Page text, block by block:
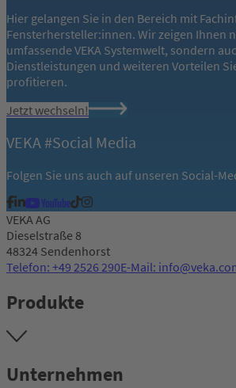
Hier gelangen Sie in den Bereich mit
Fensterhersteller:innen. Wir zeigen Ihnen
umfassende VEKA Systemwelt, sondern
Dienstleistungen und weiteren Vorteilen
profitieren.
Jetzt wechseln!
VEKA #Social Media
Folgen Sie uns auch auf unseren Social-
VEKA AG
Dieselstraße 8
48324 Sendenhorst
Telefon: +49 2526 290E-Mail:
Produkte
Unternehmen